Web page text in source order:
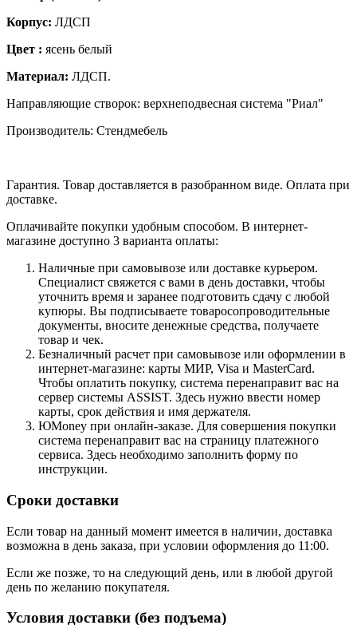
Корпус: ЛДСП
Цвет : ясень белый
Материал: ЛДСП.
Направляющие створок: верхнеподвесная система "Риал"
Производитель: Стендмебель
Гарантия. Товар доставляется в разобранном виде. Оплата при
доставке.
Оплачивайте покупки удобным способом. В интернет-
магазине доступно 3 варианта оплаты:
Наличные при самовывозе или доставке курьером.
Специалист свяжется с вами в день доставки, чтобы
уточнить время и заранее подготовить сдачу с любой
купюры. Вы подписываете товаросопроводительные
документы, вносите денежные средства, получаете
товар и чек.
Безналичный расчет при самовывозе или оформлении в
интернет-магазине: карты МИР, Visa и MasterCard.
Чтобы оплатить покупку, система перенаправит вас на
сервер системы ASSIST. Здесь нужно ввести номер
карты, срок действия и имя держателя.
ЮMoney при онлайн-заказе. Для совершения покупки
система перенаправит вас на страницу платежного
сервиса. Здесь необходимо заполнить форму по
инструкции.
Сроки доставки
Если товар на данный момент имеется в наличии, доставка
возможна в день заказа, при условии оформления до 11:00.
Если же позже, то на следующий день, или в любой другой
день по желанию покупателя.
Условия доставки (без подъема)